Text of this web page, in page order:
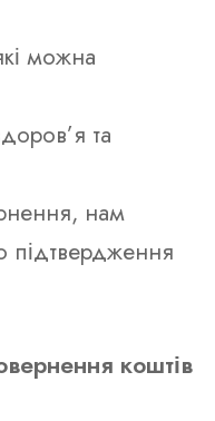
можна
та
нам
підтвердження
коштів